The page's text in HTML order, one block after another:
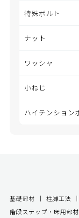
特殊ボルト
ナット
ワッシャー
小ねじ
ハイテンション
基礎部材 柱脚工法
階段ステップ・床用部材